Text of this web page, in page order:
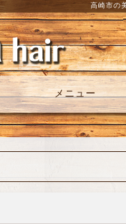
高崎市の
メニュー